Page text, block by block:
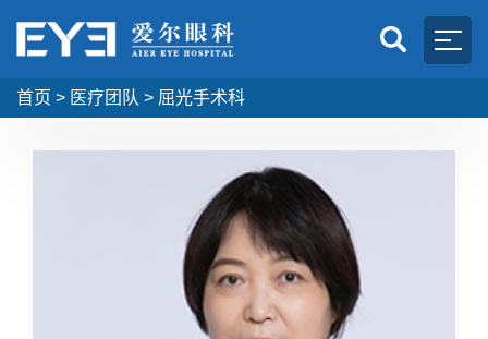
首页 > 医疗团队 > 屈光手术科